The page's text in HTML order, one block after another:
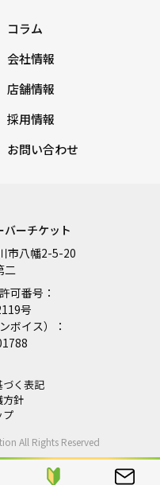
コラム
会社情報
店舗情報
採用情報
お問い合わせ
ーチケット
市八幡2-5-20
二
可番号：
号
ボイス）：
く表記
方針
プ
All Rights Reserved